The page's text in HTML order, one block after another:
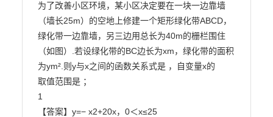
为了改善小区环境，某小区决定要在一块一边靠墙
（墙长25m）的空地上修建一个矩形绿化带ABCD，
绿化带一边靠墙，另三边用总长为40m的栅栏围住
（如图）.若设绿化带的BC边长为xm，绿化带的面积
为ym².则y与x之间的函数关系式是 ，自变量x的
取值范围是 ；
1
【答案】y=− x2+20x，0＜x≤25